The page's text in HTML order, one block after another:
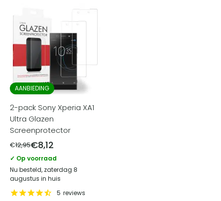
AANBIEDING
2-pack Sony Xperia XA1
Ultra Glazen
Screenprotector
€12,95€8,12
✓ Op voorraad
Nu besteld, zaterdag 8
augustus in huis
5 reviews